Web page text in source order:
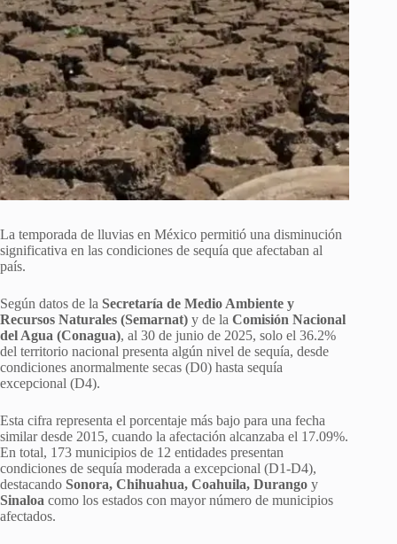
La temporada de lluvias en México permitió una disminución
significativa en las condiciones de sequía que afectaban al
país.
Según datos de la Secretaría de Medio Ambiente y
Recursos Naturales (Semarnat) y de la Comisión Nacional
del Agua (Conagua), al 30 de junio de 2025, solo el 36.2%
del territorio nacional presenta algún nivel de sequía, desde
condiciones anormalmente secas (D0) hasta sequía
excepcional (D4).
Esta cifra representa el porcentaje más bajo para una fecha
similar desde 2015, cuando la afectación alcanzaba el 17.09%.
En total, 173 municipios de 12 entidades presentan
condiciones de sequía moderada a excepcional (D1-D4),
destacando Sonora, Chihuahua, Coahuila, Durango y
Sinaloa como los estados con mayor número de municipios
afectados.